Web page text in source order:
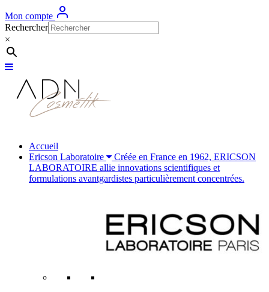
Mon compte
Rechercher
×
Accueil
Ericson Laboratoire
Créée en France en 1962, ERICSON
LABORATOIRE allie innovations scientifiques et
formulations avantgardistes particulièrement concentrées.